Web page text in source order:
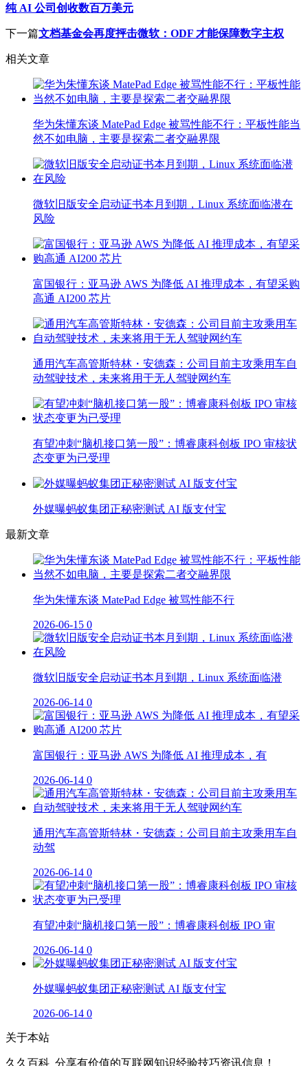
纯 AI 公司创收数百万美元
下一篇文档基金会再度抨击微软：ODF 才能保障数字主权
相关文章
华为朱懂东谈 MatePad Edge 被骂性能不行：平板性能当
然不如电脑，主要是探索二者交融界限
微软旧版安全启动证书本月到期，Linux 系统面临潜在
风险
富国银行：亚马逊 AWS 为降低 AI 推理成本，有望采购
高通 AI200 芯片
通用汽车高管斯特林・安德森：公司目前主攻乘用车自
动驾驶技术，未来将用于无人驾驶网约车
有望冲刺“脑机接口第一股”：博睿康科创板 IPO 审核状
态变更为已受理
外媒曝蚂蚁集团正秘密测试 AI 版支付宝
最新文章
华为朱懂东谈 MatePad Edge 被骂性能不行
2026-06-15 0
微软旧版安全启动证书本月到期，Linux 系统面临潜
2026-06-14 0
富国银行：亚马逊 AWS 为降低 AI 推理成本，有
2026-06-14 0
通用汽车高管斯特林・安德森：公司目前主攻乘用车自
动驾
2026-06-14 0
有望冲刺“脑机接口第一股”：博睿康科创板 IPO 审
2026-06-14 0
外媒曝蚂蚁集团正秘密测试 AI 版支付宝
2026-06-14 0
关于本站
久久百科_分享有价值的互联网知识经验技巧资讯信息！